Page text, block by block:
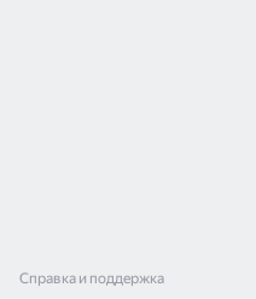
Справка и поддержка